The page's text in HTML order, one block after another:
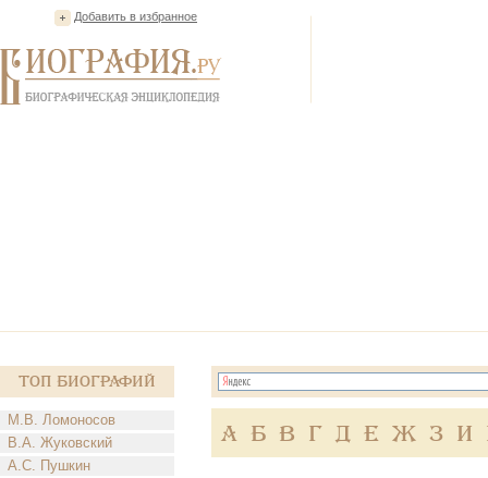
Добавить в избранное
Топ Биографий
М.В. Ломоносов
В.А. Жуковский
А.С. Пушкин
А Б В Г Д Е Ж З И